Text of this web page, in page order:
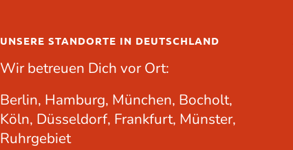
UNSERE STANDORTE IN DEUTSCHLAND
Wir betreuen Dich vor Ort:
Berlin, Hamburg, München, Bocholt,
Köln, Düsseldorf, Frankfurt, Münster,
Ruhrgebiet